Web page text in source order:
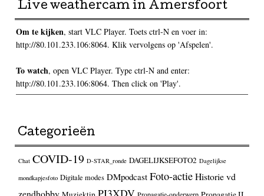
Live weathercam in Amersfoort
Om te kijken, start VLC Player. Toets ctrl-N en voer in:
http://80.101.233.106:8064. Klik vervolgens op 'Afspelen'.
To watch, open VLC Player. Type ctrl-N and enter:
http://80.101.233.106:8064. Then click on 'Play'.
Categorieën
Chat COVID-19 D-STAR_ronde DAGELIJKSEFOTO2 Dagelijkse
mondkapjesfoto Digitale modes DMpodcast Foto-actieHistorie vd